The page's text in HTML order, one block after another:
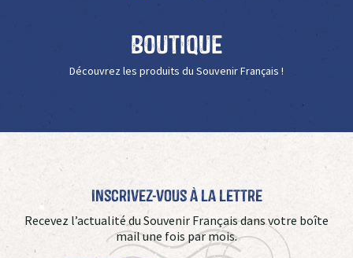
Boutique
Découvrez les produits du Souvenir Français !
Inscrivez-vous à La Lettre
Recevez l’actualité du Souvenir Français dans votre boîte
mail une fois par mois.